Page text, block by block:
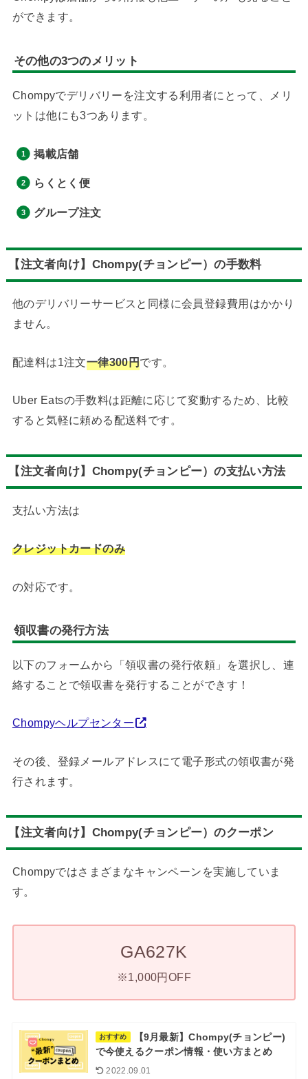
ができます。
その他の3つのメリット
Chompyでデリバリーを注文する利用者にとって、メリ
ットは他にも3つあります。
掲載店舗
らくとく便
グループ注文
【注文者向け】Chompy(チョンピー）の手数料
他のデリバリーサービスと同様に会員登録費用はかかり
ません。
配達料は1注文一律300円です。
Uber Eatsの手数料は距離に応じて変動するため、比較
すると気軽に頼める配送料です。
【注文者向け】Chompy(チョンピー）の支払い方法
支払い方法は
クレジットカードのみ
の対応です。
領収書の発行方法
以下のフォームから「領収書の発行依頼」を選択し、連
絡することで領収書を発行することができす！
Chompyヘルプセンター
その後、登録メールアドレスにて電子形式の領収書が発
行されます。
【注文者向け】Chompy(チョンピー）のクーポン
Chompyではさまざまなキャンペーンを実施していま
す。
GA627K
※1,000円OFF
おすすめ
【9月最新】Chompy(チョンピー)
で今使えるクーポン情報・使い方まとめ
2022.09.01